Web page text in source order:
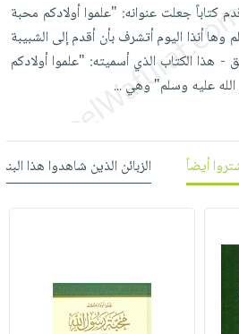
كتاباً جعلت عنوانه: "علموا أولادكم محبة
أنذا اليوم أتشرف بأن أقدم إلى الشبيبة
- هذا الكتاب الذي أسميته: "علموا أولادكم
عليه وسلم" وهي...
أيضاً الزبائن الذين شاهدوا هذا